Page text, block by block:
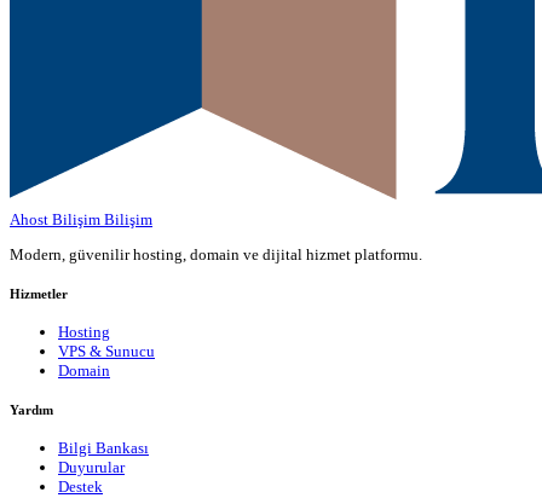
Ahost Bilişim Bilişim
Modern, güvenilir hosting, domain ve dijital hizmet platformu.
Hizmetler
Hosting
VPS & Sunucu
Domain
Yardım
Bilgi Bankası
Duyurular
Destek